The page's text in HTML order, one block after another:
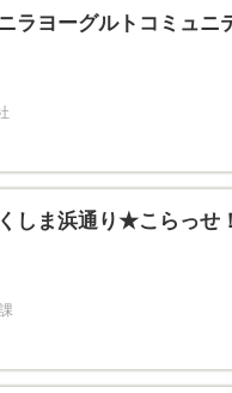
ラヨーグルトコミュニ
しま浜通り★こらっせ